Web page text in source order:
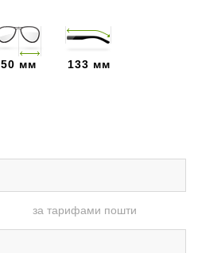
50 мм 133 мм
за тарифами пошти